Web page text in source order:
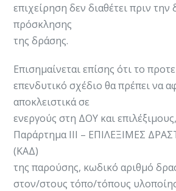
επιχείρηση δεν διαθέτει πριν
πρόσκλησης
της δράσης.
Επισημαίνεται επίσης ότι το
επενδυτικό σχέδιο θα πρέπει να
αποκλειστικά σε
ενεργούς στη ΔΟΥ και
Παράρτημα ΙΙΙ – ΕΠΙΛΕΞΙΜΕΣ
(ΚΑΔ)
της παρούσης, κωδικό αριθμό
στον/στους τόπο/τόπους